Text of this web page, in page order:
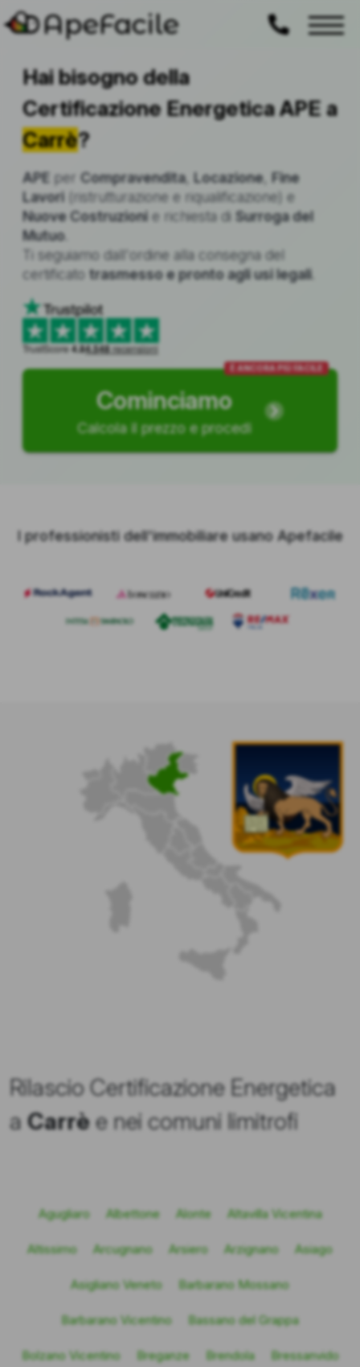
ApeFacile
Hai bisogno della
Certificazione Energetica APE a
Carrè?
APE per Compravendita, Locazione Fine
Lavori (ristrutturazione e riqualificazione) e
Nuove Costruzioni e richiesta di Surroga del
Mutuo.
Ti seguiamo dall'ordine alla consegna del
certificato trasmesso e pronto agli usi legali
TrustScore4.84.548recensioni
Cominciamo
Calcola il prezzo e procedi
È ANCORA PIÙ FACILE
I professionisti dell'immobiliare usano Apefacile
Rilascio Certificazione Energetica
aCarrèe nei comuni limitrofi
Agugliaro Albettone Alonte Altavilla Vicentina
Altissimo Arcugnano Arsiero Arzignano Asiago
Asigliano Veneto Barbarano Mossano
Barbarano Vicentino Bassano del Grappa
Bolzano Vicentino Breganze Brendola Bressanvido